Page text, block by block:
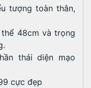
tượng toàn thân,
48cm và trọng
thái diện mạo
cực đẹp